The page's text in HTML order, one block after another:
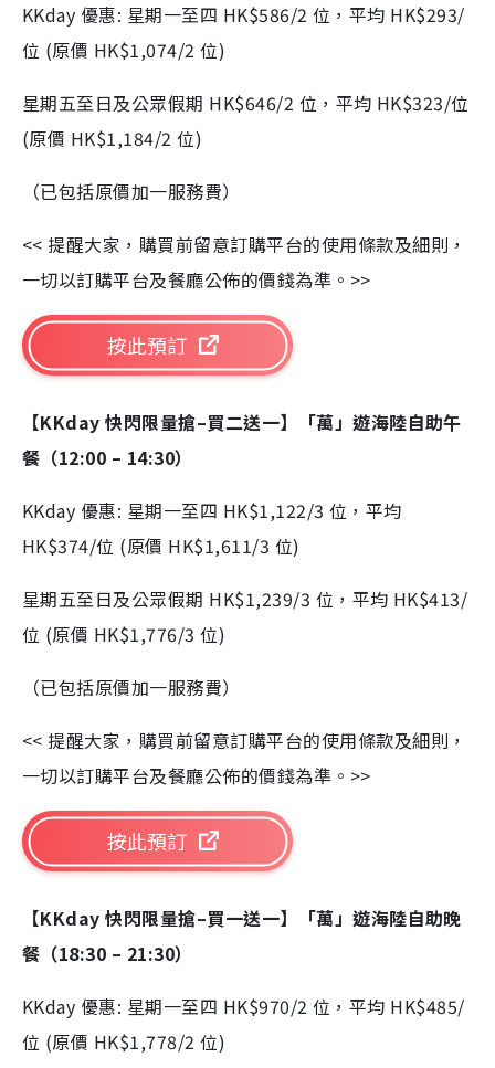
KKday 優惠: 星期一至四 HK$586/2 位，平均 HK$293/
位 (原價 HK$1,074/2 位)
星期五至日及公眾假期 HK$646/2 位，平均 HK$323/位
(原價 HK$1,184/2 位)
（已包括原價加一服務費）
<< 提醒大家，購買前留意訂購平台的使用條款及細則，
一切以訂購平台及餐廳公佈的價錢為準。>>
按此預訂
【KKday 快閃限量搶–買二送一】「萬」遊海陸自助午
餐（12:00 – 14:30）
KKday 優惠: 星期一至四 HK$1,122/3 位，平均
HK$374/位 (原價 HK$1,611/3 位)
星期五至日及公眾假期 HK$1,239/3 位，平均 HK$413/
位 (原價 HK$1,776/3 位)
（已包括原價加一服務費）
<< 提醒大家，購買前留意訂購平台的使用條款及細則，
一切以訂購平台及餐廳公佈的價錢為準。>>
按此預訂
【KKday 快閃限量搶–買一送一】「萬」遊海陸自助晚
餐（18:30 – 21:30）
KKday 優惠: 星期一至四 HK$970/2 位，平均 HK$485/
位 (原價 HK$1,778/2 位)